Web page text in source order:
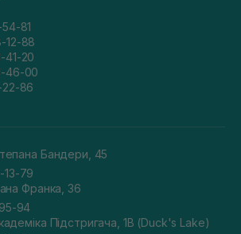
81
12-88
41-20
46-00
86
Бандери, 45
79
Франка, 36
94
Підстригача, 1В (Duck's Lake)